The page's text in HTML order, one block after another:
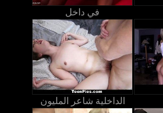
في داخل
الداخلية شاعر المليون